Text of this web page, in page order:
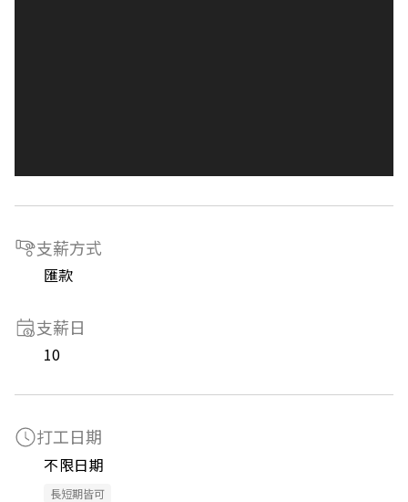
支薪方式
匯款
支薪日
10
打工日期
不限日期
長短期皆可